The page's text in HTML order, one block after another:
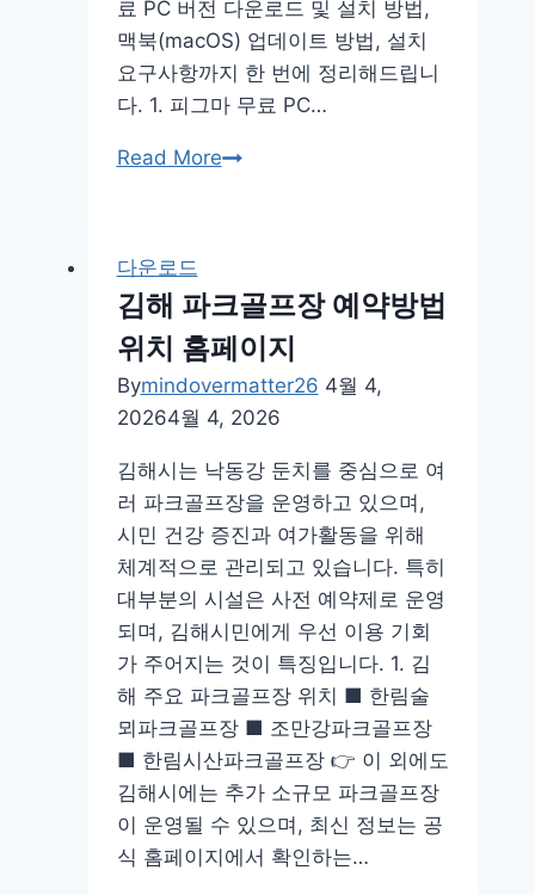
료 PC 버전 다운로드 및 설치 방법,
맥북(macOS) 업데이트 방법, 설치
요구사항까지 한 번에 정리해드립니
다. 1. 피그마 무료 PC…
Read More피
로
드
무
료
버
전
설
치
맥
북
업
데
이
트
하
는
법
다운로드
김해 파크골프장 예약방법
위치 홈페이지
Bymindovermatter26 4월 4,
20264월 4, 2026
김해시는 낙동강 둔치를 중심으로 여
러 파크골프장을 운영하고 있으며,
시민 건강 증진과 여가활동을 위해
체계적으로 관리되고 있습니다. 특히
대부분의 시설은 사전 예약제로 운영
되며, 김해시민에게 우선 이용 기회
가 주어지는 것이 특징입니다. 1. 김
해 주요 파크골프장 위치 ■ 한림술
뫼파크골프장 ■ 조만강파크골프장
■ 한림시산파크골프장 👉 이 외에도
김해시에는 추가 소규모 파크골프장
이 운영될 수 있으며, 최신 정보는 공
식 홈페이지에서 확인하는…